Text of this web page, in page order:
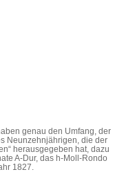
genau den Umfang, der
Neunzehnjährigen, die der
herausgegeben hat, dazu
A-Dur, das h-Moll-Rondo
1827.